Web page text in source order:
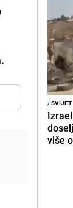
/SVIJET
više